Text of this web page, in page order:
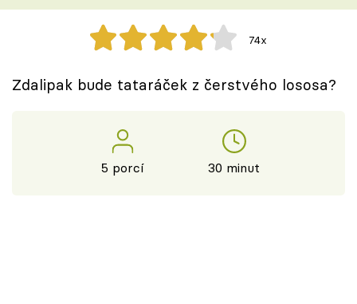
Speciál: Cuketa
74x
Zdalipak bude tataráček z čerstvého lososa?
5 porcí 30 minut